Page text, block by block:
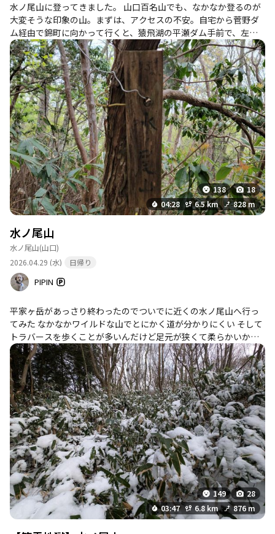
水ノ尾山に登ってきました。 山口百名山でも、なかなか登るのが
大変そうな印象の山。まずは、アクセスの不安。自宅から菅野ダ
ム経由で錦町に向かって行くと、猿飛湖の平瀬ダム手前で、左側
に木谷峡や錦町の観光案内板があります。そこを左に曲がってい
くと・・・その先が、高いところに長い橋・・・。見るたびに、
あれを通るのか〜と躊躇っておりました💦その先も道が細そうだ
し・・・。それでも、水ノ尾山の頂上は、錦町の街中や、莇ヶ岳
などから見えるので、その都度、気になっていました。 で、季節
の良い今、登ってみることにしました。なんとなく怖い雰囲気を
感じてしまうので、天気の良い時に、早い時間から、と考えてい
ました。実際、今日、快晴で山の中も明るくて良かったのです
が、時間は・・・いつもの調子で遅くなりましたよ😅というか、
思ったより駐車地まで行くのに時間かかりました。 しかも、駐車
しても、なんだか緊張して、しばらくグズグズしてしまいまし
た。ここら辺の思い切りの悪さがいかにも自分らしい・・・。木
谷川を眺めつつ、気持ちが落ち着いてきたので、ちょっと歩いて
みよう、という感じで登り始めました。先人の活動日記で、道の
悪さや迷いやすさ、ササヤブ、景色のなさ、廃屋、廃校校舎、い
ずれもネガティブな印象ばかりで、ちょっと怖がっていたのです
ね。で、登ってみると、ササはさすがにちょっと大変でしたが、
いずれも、自分の許容範囲を超えるものではありませんでした。
むしろ、思った以上に、獲得標高が高く、さすがに800m超えは、
体力がいりました。急登、ササの急登、ササ漕ぎあり、暑さも急
りそうですが、アプリと時間の余裕があれば決定的に迷うことは
なさそうでした。ただ、ルートについて、注意がいりそうです。
登山道前半の周回部は、当初、右側の短いルートをピストンする
つもりでした。しかし、実際に登ってみると、この右側ルートを
下るのは滑ったりしそうで危険な感じがして、結局のところ下り
では左側のルートを通り、反時計回りに周回することにしまし
た。左側の長いルートの方が、右側より歩きやすく、比較的安心
できるのですが、それでも少し道は荒れてきているので、油断は
禁物でした。 色々な意味で、登山者を鍛えてくれる山のように感
じられました。せっかく、滝や渓流の良さがあるし、山頂も周囲
から頭一つ出ているから、眺望など、整備されるともっと良くな
るのにな、と、ちょっと残念にも思いました。思いがけずコケイ
ランに遭遇できたのと、アカショウビンの鳴き声が聞こえたの
は、良い記憶になりました。 木谷峡、この付近はコンビニどころ
か、自販機もない。なかなか、事前準備を欠かせないのが注意。
本当に「人け」がないので、クマ対策も忘れずに。そうそう、ク
モの巣も、登山者がいないためか、遅い時間なのになかなかでし
138
18
04:28
6.5 km 828 m
水ノ尾山
水ノ尾山(山口)
2026.04.29 (水)
日帰り
PIPIN
平家ヶ岳があっさり終わったのでついでに近くの水ノ尾山へ行っ
てみた なかなかワイルドな山でとにかく道が分かりにくい そして
トラバースを歩くことが多いんだけど足元が狭くて柔らかいから
崩れて滑るすべる 途中から笹藪が出てきたけど、こんくらい平気
ってなめてたら、最後の山頂まで40分ずーっと藪漕ぎ😱 下りも合
わせて約1時間ずーっと藪漕ぎ、正直、過去一の藪漕ぎでしたわ い
やー、今んとこ山口県百名山一番の藪漕ぎだな どうにかこうにか
行ってきたけど、なかなかワイルドな山でした 山口県百名山【95/
100】
149
28
03:47
6.8 km 876 m